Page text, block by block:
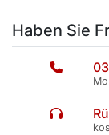
Haben Sie